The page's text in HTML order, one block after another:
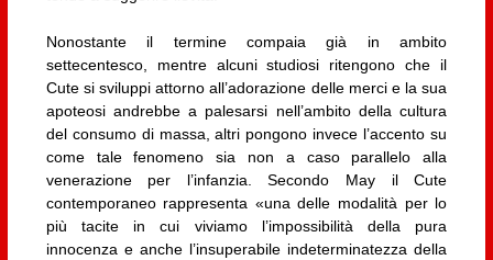
Nonostante il termine compaia già in ambito
settecentesco, mentre alcuni studiosi ritengono che il
Cute si sviluppi attorno all’adorazione delle merci e la sua
apoteosi andrebbe a palesarsi nell’ambito della cultura
del consumo di massa, altri pongono invece l’accento su
come tale fenomeno sia non a caso parallelo alla
venerazione per l’infanzia. Secondo May il Cute
contemporaneo rappresenta «una delle modalità per lo
più tacite in cui viviamo l’impossibilità della pura
innocenza e anche l’insuperabile indeterminatezza della